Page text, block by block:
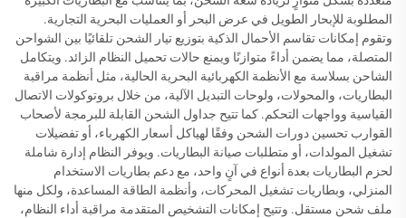
المطلوبة للإبحار الطويل في عرض البحر أو العمليات البحرية التجارية.
وتقوم إمكانات تقاسم الأحمال الذكية بتوزيع تيار الشحن تلقائيًا بين الشواحن
المتصلة، مما يضمن أداءً متوازنًا ويمنع حالات تحميل النظام الزائد. ويتكامل
الشاحن بسلاسة مع الأنظمة الكهربائية البحرية الحالية، مثل أنظمة مراقبة
البطاريات، والمحولات، ولوحات التبديل الآلية، من خلال بروتوكولات الاتصال
القياسية وواجهات التحكم. كما تتيح جداول الشحن القابلة للبرمجة لأصحاب
القوارب تحسين دورات الشحن وفقًا لهياكل أسعار الكهرباء، أو تفضيلات
تشغيل المولدات، أو متطلبات صيانة البطاريات. ويوفر النظام إدارة شاملة
لحزم البطاريات بعدة أنواع في آنٍ واحد، مع دعم بطاريات الاستخدام
المنزلي، وبطاريات تشغيل المحركات، وأنظمة الطاقة المساعدة، ولكل منها
ملف شحن مستقل. وتتيح إمكانات التشخيص المتقدمة مراقبة أداء النظام،